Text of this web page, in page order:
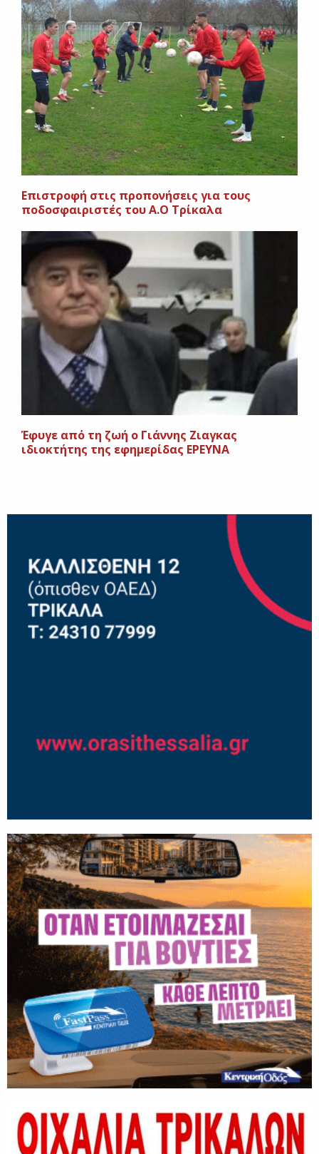
Επιστροφή στις προπονήσεις για τους
ποδοσφαιριστές του Α.Ο Τρίκαλα
Έφυγε από τη ζωή ο Γιάννης Ζιαγκας
ιδιοκτήτης της εφημερίδας ΕΡΕΥΝΑ